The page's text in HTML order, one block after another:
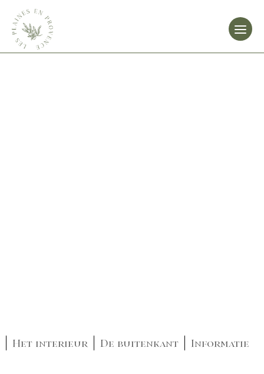
Overslaan
naar
inhoud
Het interieur De buitenkant Informatie